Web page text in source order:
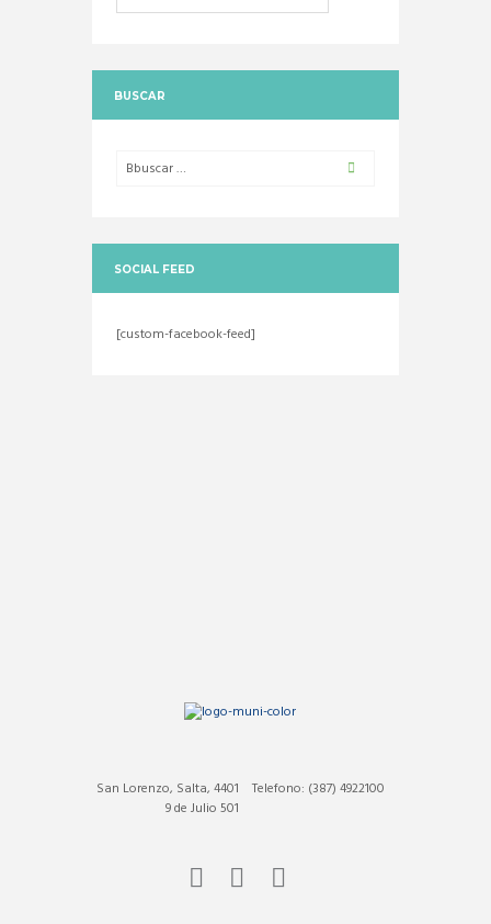
BUSCAR
SOCIAL FEED
[custom-facebook-feed]
Telefono: (387) 4922100
San Lorenzo, Salta, 4401
9 de Julio 501